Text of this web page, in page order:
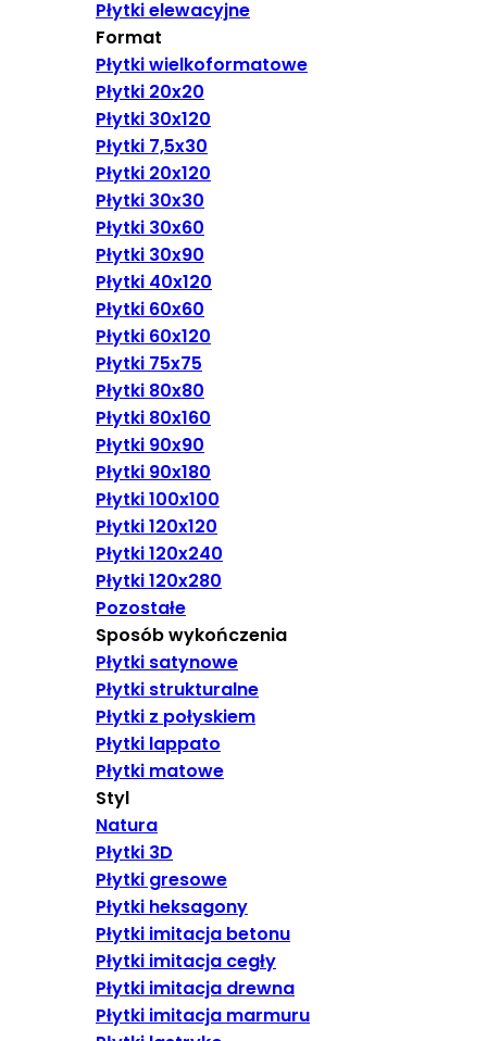
Płytki elewacyjne
Format
Płytki wielkoformatowe
Płytki 20x20
Płytki 30x120
Płytki 7,5x30
Płytki 20x120
Płytki 30x30
Płytki 30x60
Płytki 30x90
Płytki 40x120
Płytki 60x60
Płytki 60x120
Płytki 75x75
Płytki 80x80
Płytki 80x160
Płytki 90x90
Płytki 90x180
Płytki 100x100
Płytki 120x120
Płytki 120x240
Płytki 120x280
Pozostałe
Sposób wykończenia
Płytki satynowe
Płytki strukturalne
Płytki z połyskiem
Płytki lappato
Płytki matowe
Styl
Natura
Płytki 3D
Płytki gresowe
Płytki heksagony
Płytki imitacja betonu
Płytki imitacja cegły
Płytki imitacja drewna
Płytki imitacja marmuru